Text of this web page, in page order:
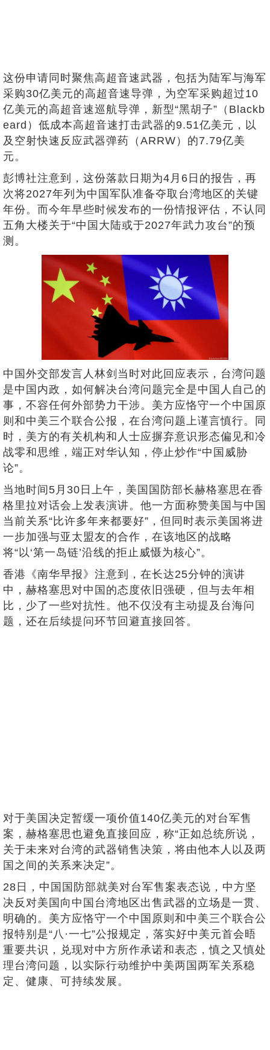
这份申请同时聚焦高超音速武器，包括为陆军与海军
采购30亿美元的高超音速导弹，为空军采购超过10
亿美元的高超音速巡航导弹，新型“黑胡子”（Blackb
eard）低成本高超音速打击武器的9.51亿美元，以
及空射快速反应武器弹药（ARRW）的7.79亿美
元。
彭博社注意到，这份落款日期为4月6日的报告，再
次将2027年列为中国军队准备夺取台湾地区的关键
年份。而今年早些时候发布的一份情报评估，不认同
五角大楼关于“中国大陆或于2027年武力攻台”的预
测。
中国外交部发言人林剑当时对此回应表示，台湾问题
是中国内政，如何解决台湾问题完全是中国人自己的
事，不容任何外部势力干涉。美方应恪守一个中国原
则和中美三个联合公报，在台湾问题上谨言慎行。同
时，美方的有关机构和人士应摒弃意识形态偏见和冷
战零和思维，端正对华认知，停止炒作“中国威胁
论”。
当地时间5月30日上午，美国国防部长赫格塞思在香
格里拉对话会上发表演讲。他一方面称赞美国与中国
当前关系“比许多年来都要好”，但同时表示美国将进
一步加强与亚太盟友的合作，在该地区的战略
将“以‘第一岛链’沿线的拒止威慑为核心”。
香港《南华早报》注意到，在长达25分钟的演讲
中，赫格塞思对中国的态度依旧强硬，但与去年相
比，少了一些对抗性。他不仅没有主动提及台海问
题，还在后续提问环节回避直接回答。
对于美国决定暂缓一项价值140亿美元的对台军售
案，赫格塞思也避免直接回应，称“正如总统所说，
关于未来对台湾的武器销售决策，将由他本人以及两
国之间的关系来决定”。
28日，中国国防部就美对台军售案表态说，中方坚
决反对美国向中国台湾地区出售武器的立场是一贯、
明确的。美方应恪守一个中国原则和中美三个联合公
报特别是“八·一七”公报规定，落实好中美元首会晤
重要共识，兑现对中方所作承诺和表态，慎之又慎处
理台湾问题，以实际行动维护中美两国两军关系稳
定、健康、可持续发展。